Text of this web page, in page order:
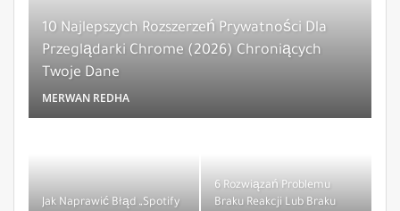
10 Najlepszych Rozszerzeń Prywatności Dla
Przeglądarki Chrome (2026) Chroniących
Twoje Dane
MERWAN REDHA
Jak Naprawić Błąd „Spotify
6 Rozwiązań Problemu
Braku Reakcji Lub Braku